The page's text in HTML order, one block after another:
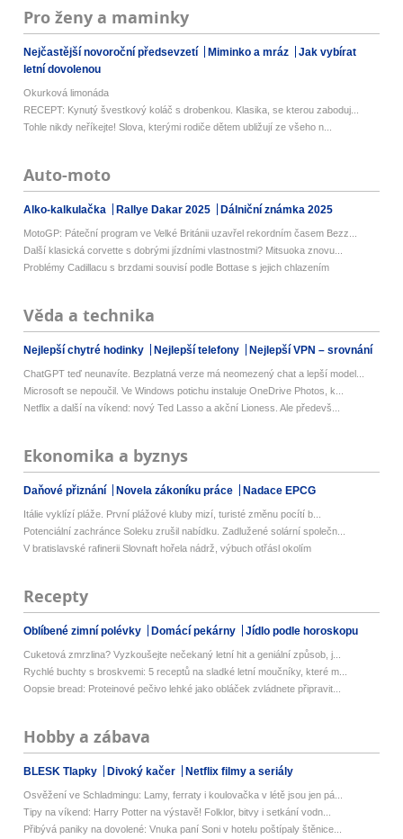
Pro ženy a maminky
Nejčastější novoroční předsevzetí Miminko a mráz
Jak vybírat
letní dovolenou
Okurková limonáda
RECEPT: Kynutý švestkový koláč s drobenkou. Klasika, se kterou zaboduj...
Tohle nikdy neříkejte! Slova, kterými rodiče dětem ubližují ze všeho n...
Auto-moto
Alko-kalkulačka Rallye Dakar 2025 Dálniční známka 2025
MotoGP: Páteční program ve Velké Británii uzavřel rekordním časem Bezz...
Další klasická corvette s dobrými jízdními vlastnostmi? Mitsuoka znovu...
Problémy Cadillacu s brzdami souvisí podle Bottase s jejich chlazením
Věda a technika
Nejlepší chytré hodinky Nejlepší telefony Nejlepší VPN – srovnání
ChatGPT teď neunavíte. Bezplatná verze má neomezený chat a lepší model...
Microsoft se nepoučil. Ve Windows potichu instaluje OneDrive Photos, k...
Netflix a další na víkend: nový Ted Lasso a akční Lioness. Ale předevš...
Ekonomika a byznys
Daňové přiznání Novela zákoníku práce Nadace EPCG
Itálie vyklízí pláže. První plážové kluby mizí, turisté změnu pocítí b...
Potenciální zachránce Soleku zrušil nabídku. Zadlužené solární společn...
V bratislavské rafinerii Slovnaft hořela nádrž, výbuch otřásl okolím
Recepty
Oblíbené zimní polévky Domácí pekárny Jídlo podle horoskopu
Cuketová zmrzlina? Vyzkoušejte nečekaný letní hit a geniální způsob, j...
Rychlé buchty s broskvemi: 5 receptů na sladké letní moučníky, které m...
Oopsie bread: Proteinové pečivo lehké jako obláček zvládnete připravit...
Hobby a zábava
BLESK Tlapky Divoký kačer Netflix filmy a seriály
Osvěžení ve Schladmingu: Lamy, ferraty i koulovačka v létě jsou jen pá...
Tipy na víkend: Harry Potter na výstavě! Folklor, bitvy i setkání vodn...
Přibývá paniky na dovolené: Vnuka paní Soni v hotelu poštípaly štěnice...